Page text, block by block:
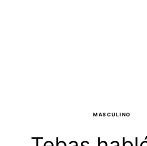
MASCULINO